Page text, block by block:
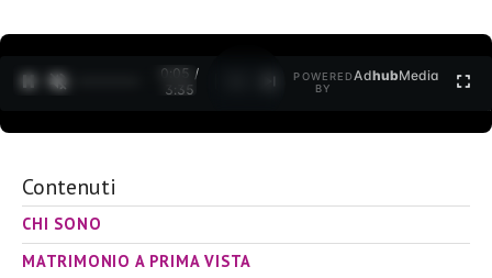
0:06 /
3:35
POWERED
BY
AdhubMedia
Contenuti
CHI SONO
MATRIMONIO A PRIMA VISTA